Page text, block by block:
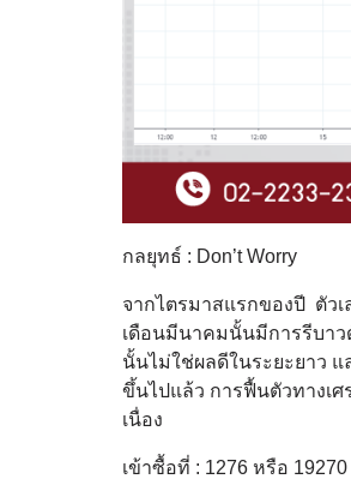
กลยุทธ์ : Don’t Worry
จากไตรมาสแรกของปี ตัว
เดือนมีนาคมนั้นมีการรีบา
นั้นไม่ใช่ผลดีในระยะยาว
ขึ้นไปแล้ว การฟื้นตัวทางเ
เนื่อง
เข้าซื้อที่ : 1276 หรือ